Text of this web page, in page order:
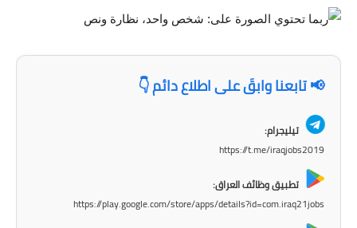
الاخبار الرياضية
المدارس
اخبار وقرارات وزارة التربية
المرحلة المتوسطة
📢 تابعنا وابقَ على اطلاع دائم 👇
تيليجرام:
https://t.me/iraqjobs2019
تطبيق وظائف العراق:
https://play.google.com/store/apps/details?id=com.iraq21jobs